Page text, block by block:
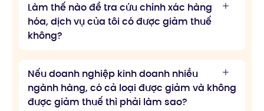
Làm thế nào để tra cứu chính xác hàng
hóa, dịch vụ của tôi có được giảm thuế
không?
Nếu doanh nghiệp kinh doanh nhiều
ngành hàng, có cả loại được giảm và không
được giảm thuế thì phải làm sao?